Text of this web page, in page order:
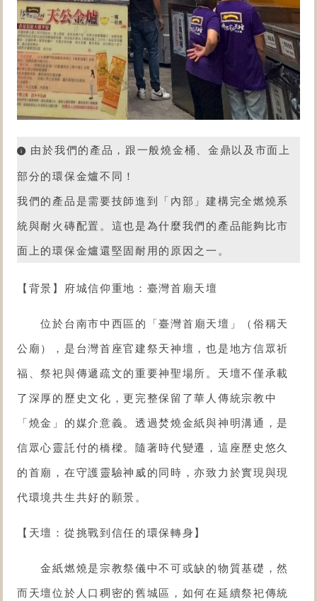
由於我們的產品，跟一般燒金桶、金鼎以及市面上
部分的環保金爐不同！
我們的產品是需要技師進到「內部」建構完全燃燒系
統與耐火磚配置。這也是為什麼我們的產品能夠比市
面上的環保金爐還堅固耐用的原因之一。
【背景】府城信仰重地：臺灣首廟天壇
位於台南市中西區的「臺灣首廟天壇 」（俗稱天
公廟），是台灣首座官建祭天神壇，也是地方信眾祈
福、祭祀與傳遞疏文的重要神聖場所。天壇不僅承載
了深厚的歷史文化，更完整保留了華人傳統宗教中
「燒金」的媒介意義。透過焚燒金紙與神明溝通，是
信眾心靈託付的橋樑。隨著時代變遷，這座歷史悠久
的首廟，在守護靈驗神威的同時，亦致力於實現與現
代環境共生共好的願景。
【天壇：從挑戰到信任的環保轉身】
金紙燃燒是宗教祭儀中不可或缺的物質基礎，然
而天壇位於人口稠密的舊城區，如何在延續祭祀傳統